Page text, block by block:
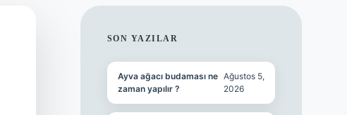
SIDEBAR
SON YAZILAR
Ayva ağacı budaması ne
zaman yapılır ?
Ağustos 5,
2026
en güvenilir